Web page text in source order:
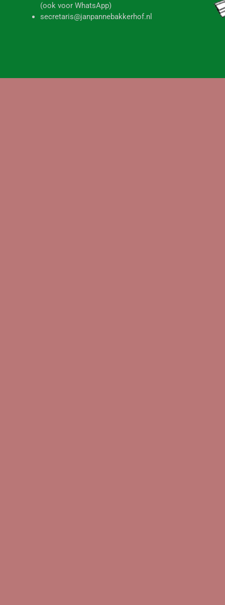
(ook voor WhatsApp)
secretaris@janpannebakkerhof.nl